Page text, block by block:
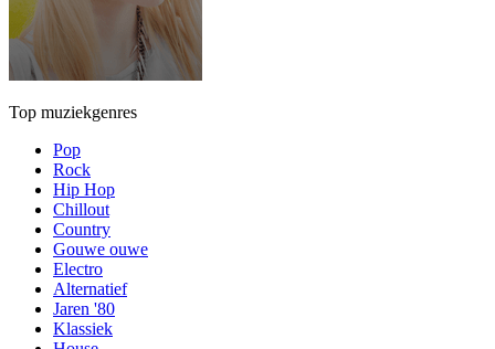
Top muziekgenres
Pop
Rock
Hip Hop
Chillout
Country
Gouwe ouwe
Electro
Alternatief
Jaren '80
Klassiek